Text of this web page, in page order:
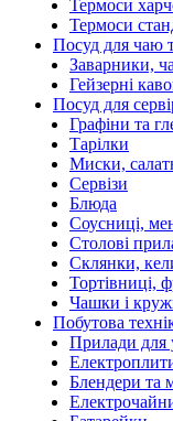
Термоси
Термоси
Посуд для чаю
Заварники,
Гейзерні
Посуд для
Графіни та
Тарілки
Миски,
Сервізи
Блюда
Соусниці,
Столові
Склянки,
Тортівниці,
Чашки і
Побутова
Прилади для
Блендери та